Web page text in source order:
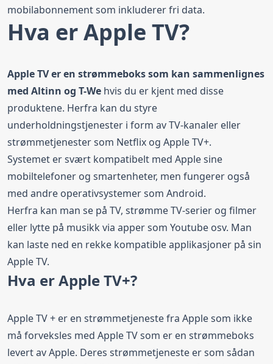
mobilabonnement som inkluderer fri data.
Hva er Apple TV?
Apple TV er en strømmeboks som kan sammenlignes
med Altinn og T-We hvis du er kjent med disse
produktene. Herfra kan du styre
underholdningstjenester i form av TV-kanaler eller
strømmetjenester som Netflix og Apple TV+.
Systemet er svært kompatibelt med Apple sine
mobiltelefoner og smartenheter, men fungerer også
med andre operativsystemer som Android.
Herfra kan man se på TV, strømme TV-serier og filmer
eller lytte på musikk via apper som Youtube osv. Man
kan laste ned en rekke kompatible applikasjoner på sin
Apple TV.
Hva er Apple TV+?
Apple TV + er en strømmetjeneste fra Apple som ikke
må forveksles med Apple TV som er en strømmeboks
levert av Apple. Deres strømmetjeneste er som sådan